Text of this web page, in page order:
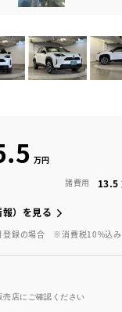
諸費用 13.5
）を見る
録の場合 ※消費税10%込み
店にご確認ください